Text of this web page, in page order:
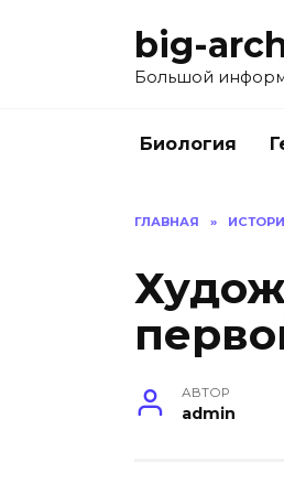
big-
Большой
Биология
ГЛАВНАЯ »
АВТОР
admin